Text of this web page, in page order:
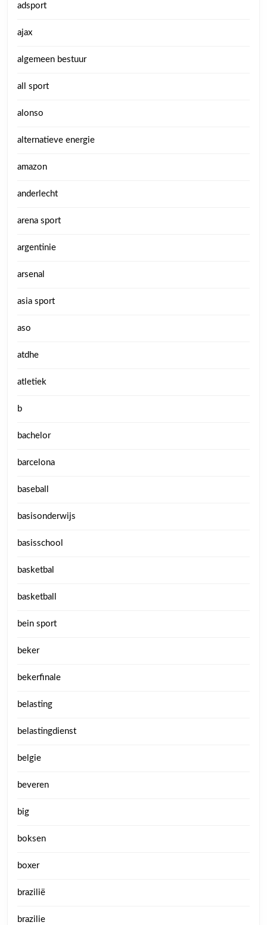
adsport
ajax
algemeen bestuur
all sport
alonso
alternatieve energie
amazon
anderlecht
arena sport
argentinie
arsenal
asia sport
aso
atdhe
atletiek
b
bachelor
barcelona
baseball
basisonderwijs
basisschool
basketbal
basketball
bein sport
beker
bekerfinale
belasting
belastingdienst
belgie
beveren
big
boksen
boxer
brazilië
brazilie